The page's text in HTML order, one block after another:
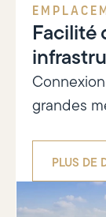
Facilité
grandes
PLUS DE